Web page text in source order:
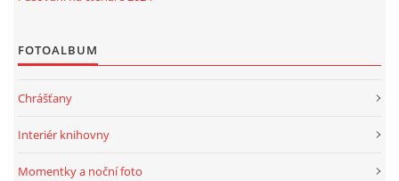
FOTOALBUM
PODĚKOVÁNÍ
SLUŽBY
FOTOALBUM
Chrášťany
Interiér knihovny
Momentky a noční foto